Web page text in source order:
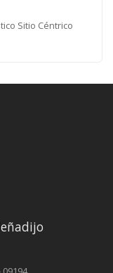
Sitio Céntrico